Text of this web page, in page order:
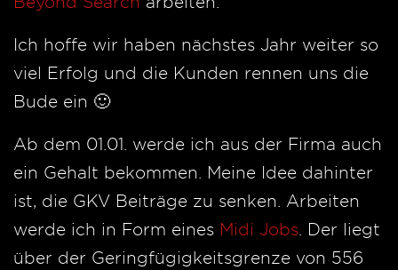
Ich hoffe wir haben nächstes Jahr weiter so
viel Erfolg und die Kunden rennen uns die
Bude ein 🙂
Ab dem 01.01. werde ich aus der Firma auch
ein Gehalt bekommen. Meine Idee dahinter
ist, die GKV Beiträge zu senken. Arbeiten
werde ich in Form eines Midi Jobs . Der liegt
über der Geringfügigkeitsgrenze von 556